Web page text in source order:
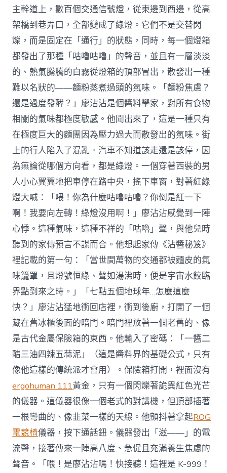
主幹道上，數百個交通信號燈，從東邊到西邊，從高
架橋到巷弄口，全部變成了綠燈。它們不是交替閃
爍，而是固定在「通行」的狀態，同時，每一個燈箱
都發出了那種「咕嚕咕嚕」的聲音，並且有一層淡淡
的、熱氣騰騰的白霧從燈箱的頂部冒出，散發出一種
難以名狀的——麵粉蒸煮過頭的氣味。「麵粉焦慮？
還是過度發酵？」廖沾沾是個醬料學家，對所有食物
相關的氣味都極度敏感。他聞出來了，這是一種只有
在極度巨大的麵團因為壓力過大而散發出的氣味。街
上的行人陷入了混亂。汽車不知道該走還是該停，因
為無論從哪個方向看，都是綠燈。一個穿著西裝的男
人小心翼翼地把車停在路中央，搖下車窗，對著紅綠
燈大喊：「喂！你為什麼咕嚕咕嚕？你倒是紅一下
啊！我要向左轉！綠燈沒用啊！」廖沾沾感覺到一陣
心悸。這種氣味，這種不祥的「咕嚕」聲，與他兒時
聽到的家傳預言不謀而合。他想起家傳《沾醬秘笈》
裡記載的第一句：「當世間萬物的交通都被麵皮的氣
味籠罩，且燈號恒綠、聲如湯沸時，便是宇宙水餃臨
界點到來之時。」「七點五個地球年…怎麼這麼
快？」廖沾沾猛地衝回店裡，衝到後廚，打開了一個
藏在舊冰櫃後面的暗門。暗門裡放著一個老舊的、像
是古代金屬保險箱的東西。他輸入了密碼：「一醬二
醋三油四辣五蒜泥」（這是醬料界的基礎公式，只有
像他這樣的傳統派才會用）。保險箱打開，裡面沒有
ergohuman 111黃金，只有一個閃爍著詭異紅色光芒
的儀器。這儀器很像一個老式的對講機，但頂部插著
一根彎曲的、像韭菜一樣的天線。他顫抖著拿起ROG
電競椅儀器，按下通話鈕。儀器發出「滋——」的電
流聲，接著傳來一陣高八度、急促且充滿養生焦慮的
聲音。「喂！是廖沾沾嗎！快接聽！這裡是 K-999！